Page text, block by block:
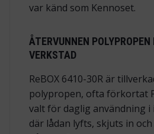
var känd som Kennoset.
ÅTERVUNNEN POLYPROPEN
VERKSTAD
ReBOX 6410-30R är
polypropen, ofta förkortat
valt för daglig användning
där lådan lyfts, skjuts in